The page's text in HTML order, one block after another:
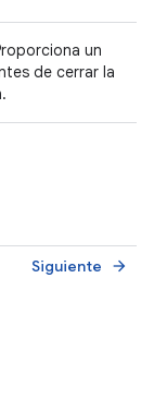
un
de cerrar la
Siguiente arrow_forward